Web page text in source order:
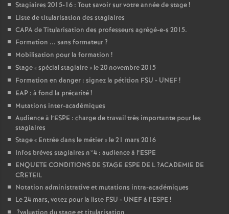
Stagiaires 2015-16 : Tout savoir sur votre année de stage!
Liste de titularisation des stagiaires
CAPAde Titularisation des professeurs agrégé-e-s 2015.
Formation ... sans formateur?
Mobilisation pour la formation !
Stage «spécial stagiaire» le 20 novembre 2015
Formation en danger : signez la pétition FSU - UNEF!
EAP : à fond la précarité!
Mutations inter-académiques
Audience à l’ESPE : charge de travail très importante pour les
stagiaires
Stage « Entrée dans le métier» le 21 mars 2016
Infos brèves stagiaires n°4 : audience à l’ESPE
ENQUETE CONDITIONS DE STAGE ESPE DE L?ACADEMIE DE
CRETEIL
Notation administrative et mutations intra-académiques
Le 24 mars, votez pour la liste FSU - UNEFà l’ESPE !